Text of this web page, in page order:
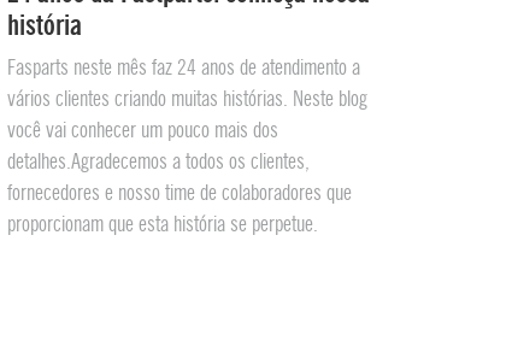
história
Fasparts neste mês faz 24 anos de atendimento a
vários clientes criando muitas histórias. Neste blog
você vai conhecer um pouco mais dos
detalhes.Agradecemos a todos os clientes,
fornecedores e nosso time de colaboradores que
proporcionam que esta história se perpetue.